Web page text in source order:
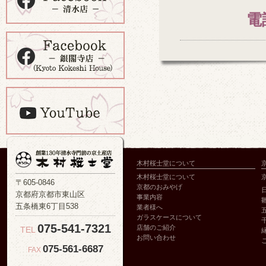
電
〒605-0846
京都府京都市東山区
五条橋東6丁目538
TEL 075-541-7321
FAX 075-561-6687
木村桜士堂について
木村桜士堂について
京都のおみやげ
事業内容
業者様へ
ガラスケースについて
店舗のご紹介
お問い合わせ